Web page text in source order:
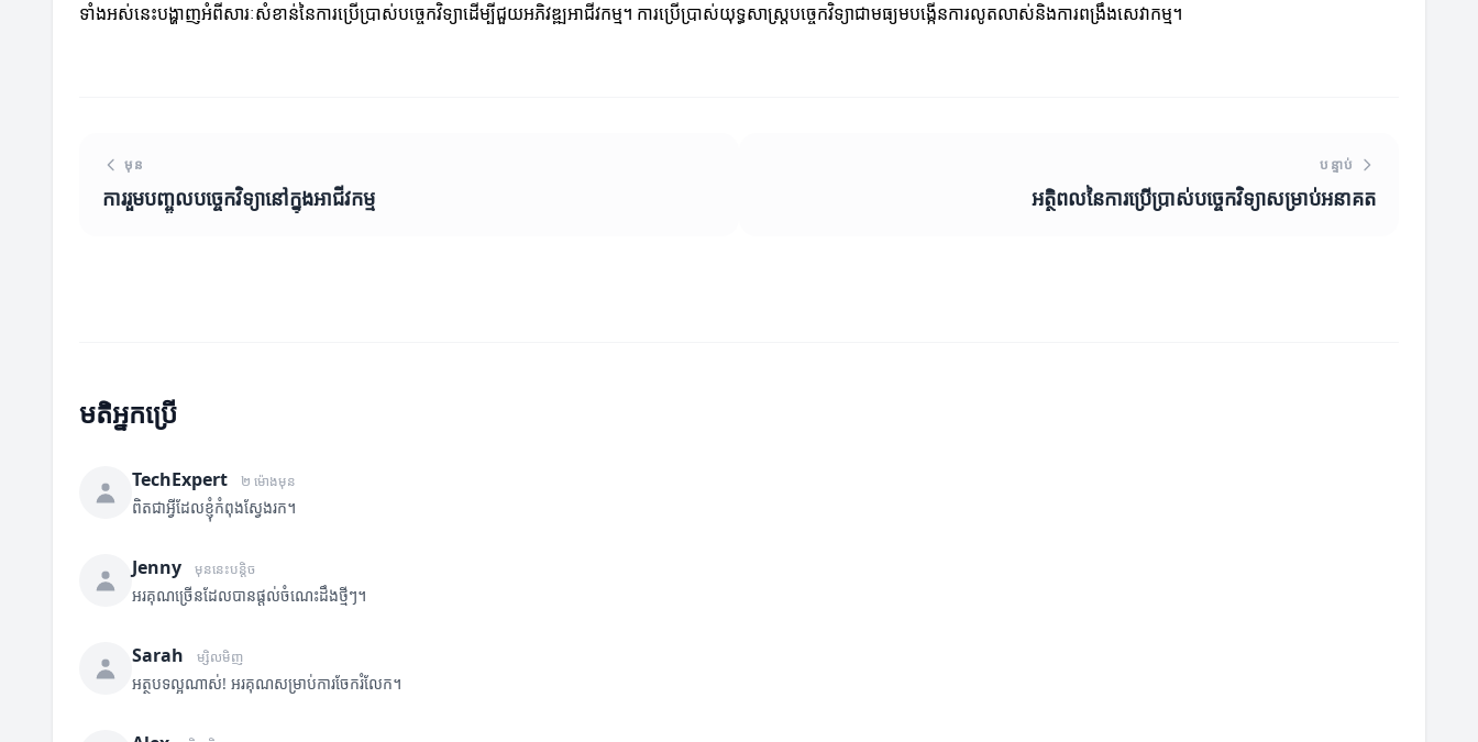
ទាំងអស់នេះបង្ហាញអំពីសារៈសំខាន់នៃការប្រើប្រាស់បច្ចេកវិទ្យា​ដើម្បីជួយអភិវឌ្ឍអាជីវកម្ម។ ការប្រើប្រាស់យុទ្ធសាស្ត្របច្ចេកវិទ្យាជាមធ្យមបង្កើនការលូតលាស់និងការពង្រឹងសេវាកម្ម។
មុន
ការរួមបញ្ចូលបច្ចេកវិទ្យានៅក្នុងអាជីវកម្ម
បន្ទាប់
អត្ថិពលនៃការប្រើប្រាស់បច្ចេកវិទ្យា​សម្រាប់អនាគត
មតិអ្នកប្រើ
TechExpert ២ ម៉ោងមុន
ពិតជាអ្វីដែលខ្ញុំកំពុងស្វែងរក។
Jenny មុននេះបន្តិច
អរគុណច្រើនដែលបានផ្តល់ចំណេះដឹងថ្មីៗ។
Sarah ម្សិលមិញ
អត្ថបទល្អណាស់! អរគុណសម្រាប់ការចែករំលែក។